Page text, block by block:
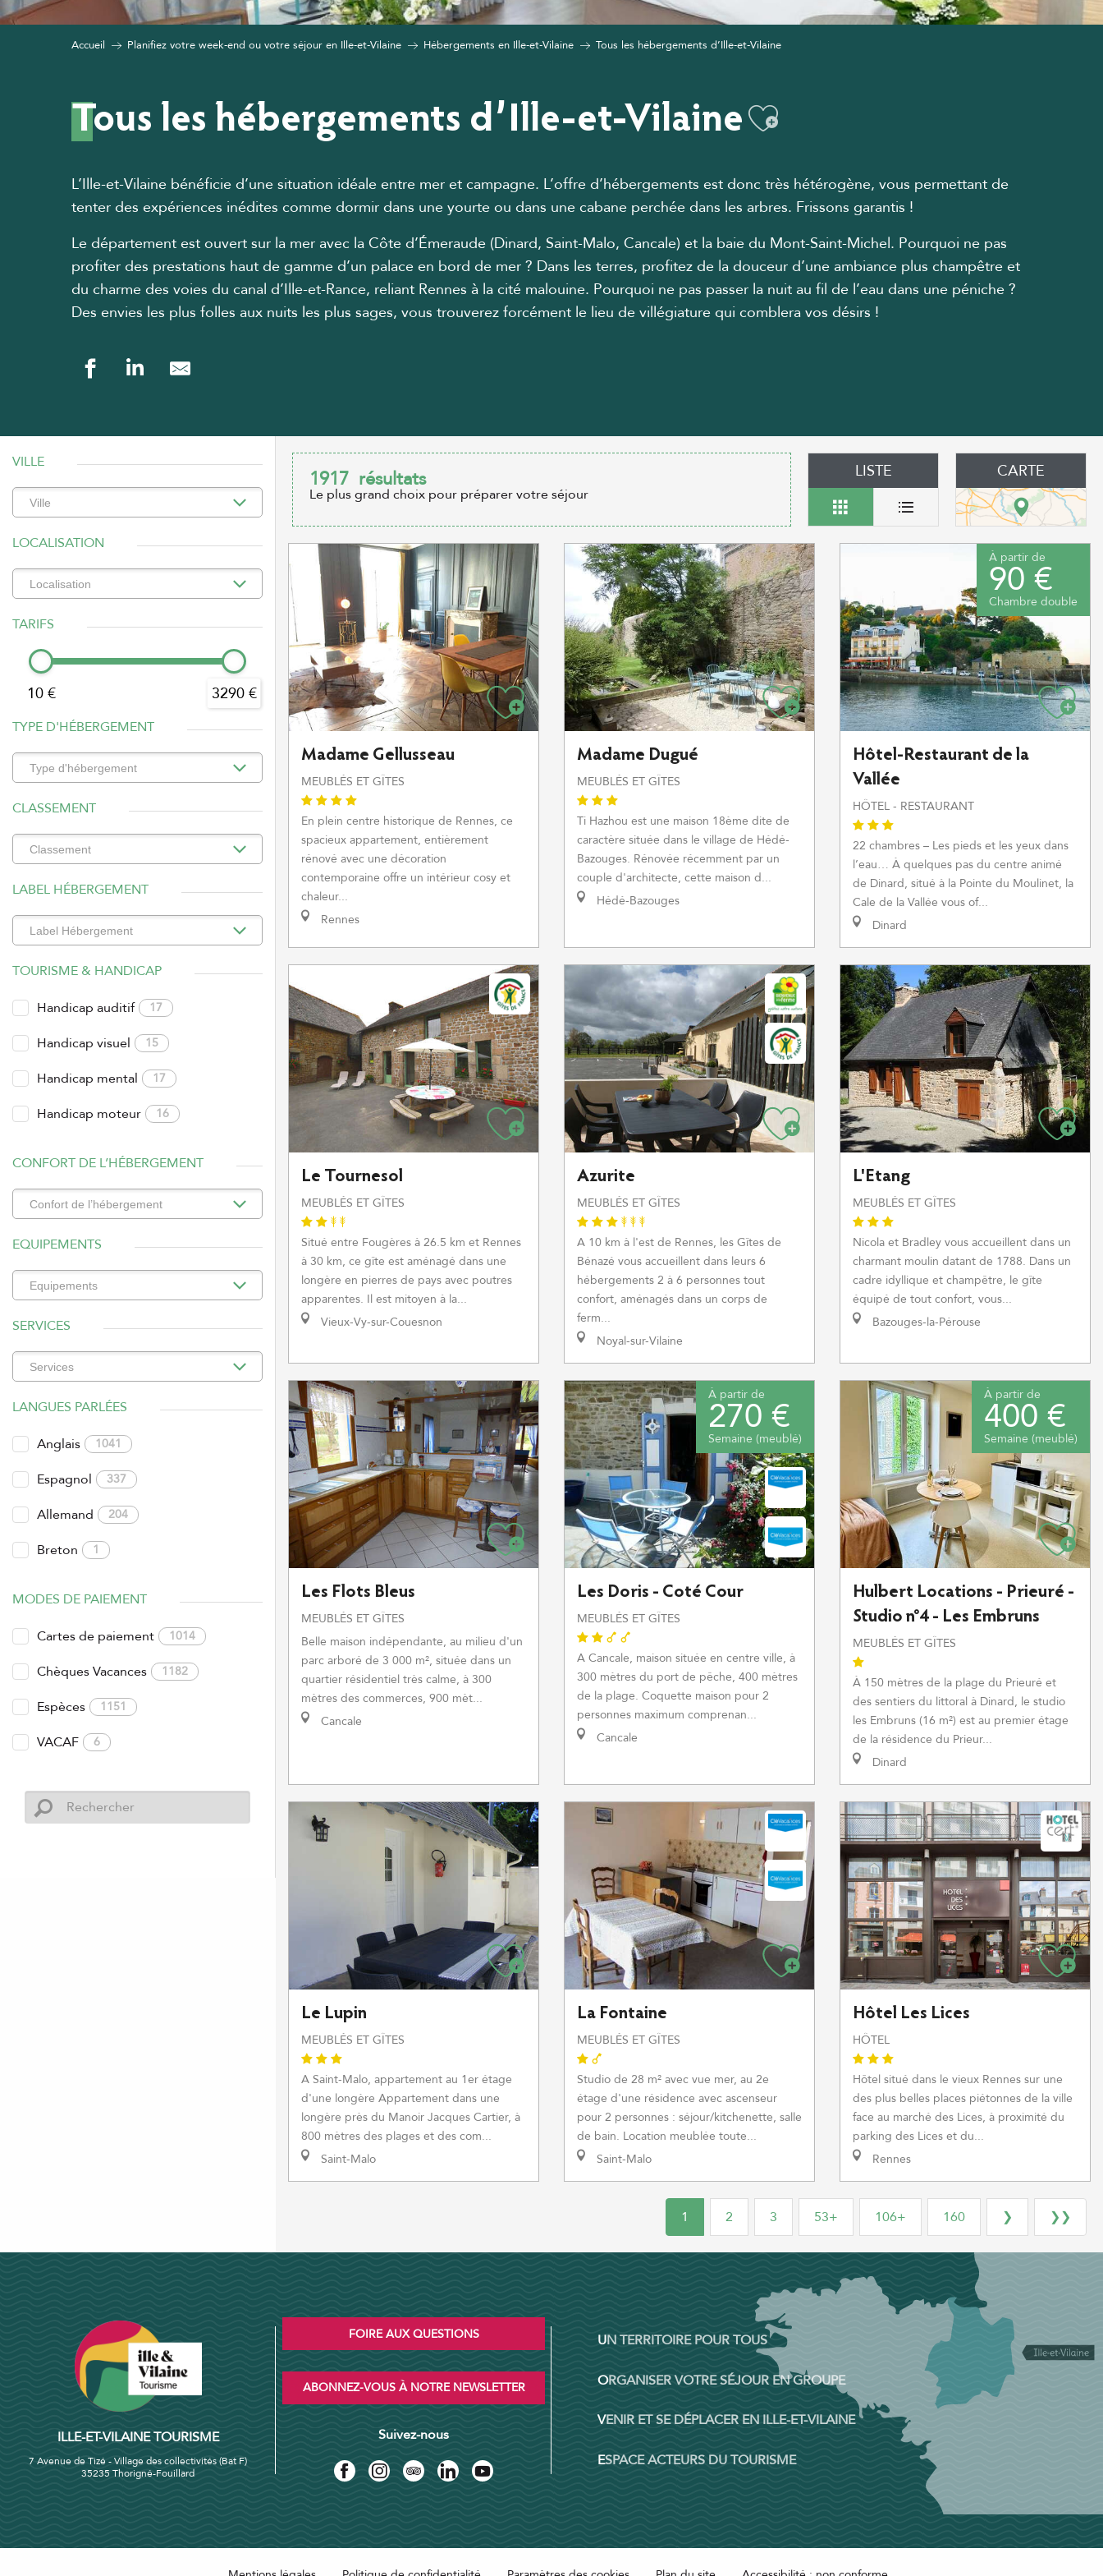
Accueil Planifiez votre week-end ou votre séjour en Ille-et-Vilaine Hébergements en Ille-et-Vilaine Tous les hébergements d’Ille-et-Vilaine
Tous les hébergements d’Ille-et-VilaineAjouter aux favoris
L’Ille-et-Vilaine bénéficie d’une situation idéale entre mer et campagne. L’offre d’hébergements est donc très hétérogène, vous permettant de
tenter des expériences inédites comme dormir dans une yourte ou dans une cabane perchée dans les arbres. Frissons garantis !
Le département est ouvert sur la mer avec la Côte d’Émeraude (Dinard, Saint-Malo, Cancale) et la baie du Mont-Saint-Michel. Pourquoi ne pas
profiter des prestations haut de gamme d’un palace en bord de mer ? Dans les terres, profitez de la douceur d’une ambiance plus champêtre et
du charme des voies du canal d’Ille-et-Rance, reliant Rennes à la cité malouine. Pourquoi ne pas passer la nuit au fil de l’eau dans une péniche ?
Des envies les plus folles aux nuits les plus sages, vous trouverez forcément le lieu de villégiature qui comblera vos désirs !
VILLE
LOCALISATION
TARIFS
10 € 3290 €
TYPE D'HÉBERGEMENT
CLASSEMENT
LABEL HÉBERGEMENT
TOURISME & HANDICAP
Handicap auditif 17
Handicap visuel 15
Handicap mental 17
Handicap moteur 16
CONFORT DE L’HÉBERGEMENT
EQUIPEMENTS
SERVICES
LANGUES PARLÉES
Anglais 1041
Espagnol 337
Allemand 204
Breton 1
MODES DE PAIEMENT
Cartes de paiement 1014
Chèques Vacances 1182
Espèces 1151
VACAF 6
1917 résultats
Le plus grand choix pour préparer votre séjour
LISTE CARTE
Madame Gellusseau
MEUBLÉS ET GÎTES
En plein centre historique de Rennes, ce
spacieux appartement, entièrement
rénové avec une décoration
contemporaine offre un intérieur cosy et
chaleur...
Rennes
Madame Dugué
MEUBLÉS ET GÎTES
Ti Hazhou est une maison 18ème dite de
caractère située dans le village de Hédé-
Bazouges. Rénovée récemment par un
couple d'architecte, cette maison d...
Hédé-Bazouges
À partir de
90 €
Chambre double
Hôtel-Restaurant de la
Vallée
HÔTEL - RESTAURANT
22 chambres – Les pieds et les yeux dans
l’eau… À quelques pas du centre animé
de Dinard, situé à la Pointe du Moulinet, la
Cale de la Vallée vous of...
Dinard
Le Tournesol
MEUBLÉS ET GÎTES
Situé entre Fougères à 26.5 km et Rennes
à 30 km, ce gîte est aménagé dans une
longère en pierres de pays avec poutres
apparentes. Il est mitoyen à la...
Vieux-Vy-sur-Couesnon
Azurite
MEUBLÉS ET GÎTES
A 10 km à l'est de Rennes, les Gîtes de
Bénazé vous accueillent dans leurs 6
hébergements 2 à 6 personnes tout
confort, aménagés dans un corps de
ferm...
Noyal-sur-Vilaine
L'Etang
MEUBLÉS ET GÎTES
Nicola et Bradley vous accueillent dans un
charmant moulin datant de 1788. Dans un
cadre idyllique et champêtre, le gîte
équipé de tout confort, vous...
Bazouges-la-Pérouse
Les Flots Bleus
MEUBLÉS ET GÎTES
Belle maison indépendante, au milieu d'un
parc arboré de 3 000 m², située dans un
quartier résidentiel très calme, à 300
mètres des commerces, 900 mèt...
Cancale
À partir de
270 €
Semaine (meublé)
Les Doris - Coté Cour
MEUBLÉS ET GÎTES
A Cancale, maison située en centre ville, à
300 mètres du port de pêche, 400 mètres
de la plage. Coquette maison pour 2
personnes maximum comprenan...
Cancale
À partir de
400 €
Semaine (meublé)
Hulbert Locations - Prieuré -
Studio n°4 - Les Embruns
MEUBLÉS ET GÎTES
À 150 mètres de la plage du Prieuré et
des sentiers du littoral à Dinard, le studio
les Embruns (16 m²) est au premier étage
de la résidence du Prieur...
Dinard
Le Lupin
MEUBLÉS ET GÎTES
A Saint-Malo, appartement au 1er étage
d'une longère Appartement dans une
longère près du Manoir Jacques Cartier, à
800 mètres des plages et des com...
Saint-Malo
La Fontaine
MEUBLÉS ET GÎTES
Studio de 28 m² avec vue mer, au 2e
étage d'une résidence avec ascenseur
pour 2 personnes : séjour/kitchenette, salle
de bain. Location meublée toute...
Saint-Malo
Hôtel Les Lices
HÔTEL
Hôtel situé dans le vieux Rennes sur une
des plus belles places piétonnes de la ville
face au marché des Lices, à proximité du
parking des Lices et du...
Rennes
1 2 3 53+ 106+ 160 ❯ ❯❯
ILLE-ET-VILAINE TOURISME
7 Avenue de Tizé - Village des collectivités (Bat F)
35235 Thorigné-Fouillard
FOIRE AUX QUESTIONS
ABONNEZ-VOUS À NOTRE NEWSLETTER
Suivez-nous
UN TERRITOIRE POUR TOUS
ORGANISER VOTRE SÉJOUR EN GROUPE
VENIR ET SE DÉPLACER EN ILLE-ET-VILAINE
ESPACE ACTEURS DU TOURISME